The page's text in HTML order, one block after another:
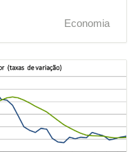
Economia